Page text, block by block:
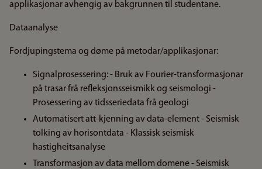
applikasjonar avhengig av bakgrunnen til studentane.
Dataanalyse
Fordjupingstema og døme på metodar/applikasjonar:
Signalprosessering: - Bruk av Fourier-transformasjonar
på trasar frå refleksjonsseismikk og seismologi -
Prosessering av tidsseriedata frå geologi
Automatisert att-kjenning av data-element - Seismisk
tolking av horisontdata - Klassisk seismisk
hastigheitsanalyse
Transformasjon av data mellom domene - Seismisk